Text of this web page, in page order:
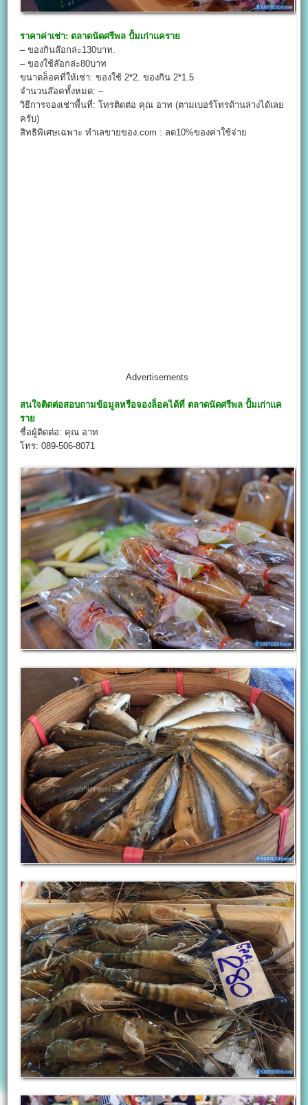
ราคาค่าเช่า: ตลาดนัดศรีพล ปั้มเก่าแคราย
– ของกินล๊อกล่ะ130บาท.
– ของใช้ล๊อกล่ะ80บาท
ขนาดล็อคที่ให้เช่า: ของใช้ 2*2. ของกิน 2*1.5
จำนวนล๊อคทั้งหมด: –
วิธีการจองเช่าพื้นที่: โทรติดต่อ คุณ อาท (ตามเบอร์โทรด้านล่างได้เลย
ครับ)
สิทธิพิเศษเฉพาะ ทำเลขายของ.com : ลด10%ของค่าใช้จ่าย
Advertisements
สนใจติดต่อสอบถามข้อมูลหรือจองล็อคได้ที่ ตลาดนัดศรีพล ปั้มเก่าแค
ราย
ชื่อผู้ติดต่อ: คุณ อาท
โทร: 089-506-8071